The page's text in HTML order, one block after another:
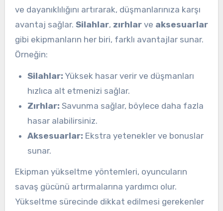
ve dayanıklılığını artırarak, düşmanlarınıza karşı
avantaj sağlar. Silahlar, zırhlarve aksesuarlar
gibi ekipmanların her biri, farklı avantajlar sunar.
Örneğin:
Silahlar: Yüksek hasar verir ve düşmanları
hızlıca alt etmenizi sağlar.
Zırhlar: Savunma sağlar, böylece daha fazla
hasar alabilirsiniz.
Aksesuarlar: Ekstra yetenekler ve bonuslar
sunar.
Ekipman yükseltme yöntemleri, oyuncuların
savaş gücünü artırmalarına yardımcı olur.
Yükseltme sürecinde dikkat edilmesi gerekenler